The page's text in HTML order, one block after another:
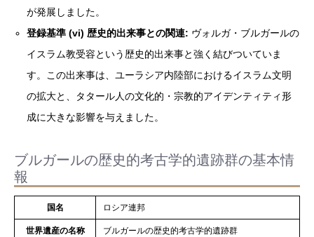
が発展しました。
登録基準 (vi) 歴史的出来事との関連: ヴォルガ・ブルガールの
イスラム教受容という歴史的出来事と強く結びついていま
す。この出来事は、ユーラシア内陸部におけるイスラム文明
の拡大と、タタール人の文化的・宗教的アイデンティティ形
成に大きな影響を与えました。
ブルガールの歴史的考古学的遺跡群の基本情
報
国名 ロシア連邦
世界遺産の名称 ブルガールの歴史的考古学的遺跡群